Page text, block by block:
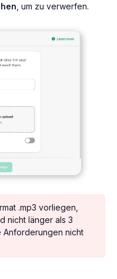
, um zu verwerfen.
.mp3 vorliegen,
nicht länger als 3
Anforderungen nicht